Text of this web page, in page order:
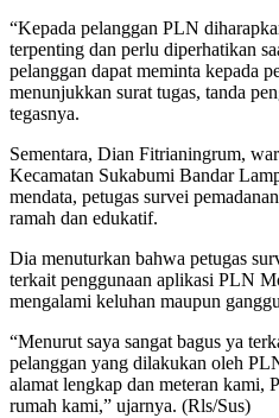
“Kepada pelanggan PLN
terpenting dan perlu diperhatikan
pelanggan dapat meminta kepada
menunjukkan surat tugas, tanda
tegasnya.
Sementara, Dian Fitrianingrum,
Kecamatan Sukabumi Bandar
mendata, petugas survei
ramah dan edukatif.
Dia menuturkan bahwa petugas
terkait penggunaan aplikasi PLN
mengalami keluhan maupun
“Menurut saya sangat bagus ya
pelanggan yang dilakukan oleh
alamat lengkap dan meteran kami,
rumah kami,” ujarnya. (Rls/Sus)